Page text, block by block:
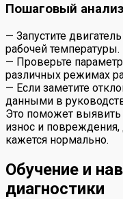
Пошаговый анализ
— Запустите
рабочей температуры.
— Проверьте
различных режимах
— Если заметите
данными в
Это поможет
износ и
кажется нормально.
Обучение и
диагностики